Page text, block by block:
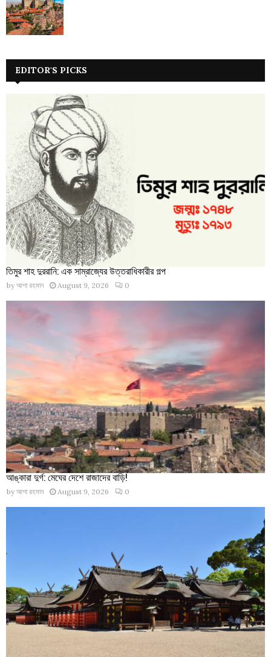
EDITOR'S PICKS
তিমুর শাহ দুররানি: এক সাম্রাজ্যের উত্তরাধিকারীর গল্প
by আশা রহমান August 9, 2026 0
আঙ্কারা দুর্গ: মেঘের দেশে রাজাদের বাড়ি!
by আশা রহমান August 9, 2026 0